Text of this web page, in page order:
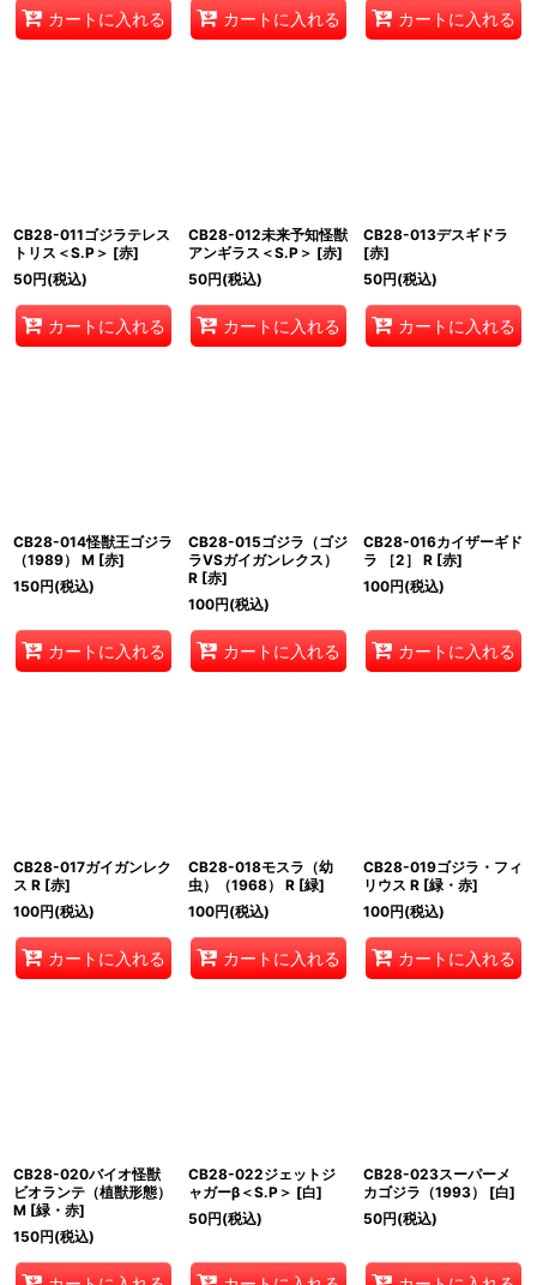
カートに入れる カートに入れる カートに入れる
CB28-011ゴジラテレス
トリス＜S.P＞ [赤]
50円(税込)
カートに入れる
CB28-012未来予知怪獣
アンギラス＜S.P＞ [赤]
50円(税込)
カートに入れる
CB28-013デスギドラ
[赤]
50円(税込)
カートに入れる
CB28-014怪獣王ゴジラ
（1989） M [赤]
150円(税込)
カートに入れる
CB28-015ゴジラ（ゴジ
ラVSガイガンレクス）
R [赤]
100円(税込)
カートに入れる
CB28-016カイザーギド
ラ ［2］ R [赤]
100円(税込)
カートに入れる
CB28-017ガイガンレク
ス R [赤]
100円(税込)
カートに入れる
CB28-018モスラ（幼
虫）（1968） R [緑]
100円(税込)
カートに入れる
CB28-019ゴジラ・フィ
リウス R [緑・赤]
100円(税込)
カートに入れる
CB28-020バイオ怪獣
ビオランテ（植獣形態）
M [緑・赤]
150円(税込)
CB28-022ジェットジ
ャガーβ＜S.P＞ [白]
50円(税込)
CB28-023スーパーメ
カゴジラ（1993） [白]
50円(税込)